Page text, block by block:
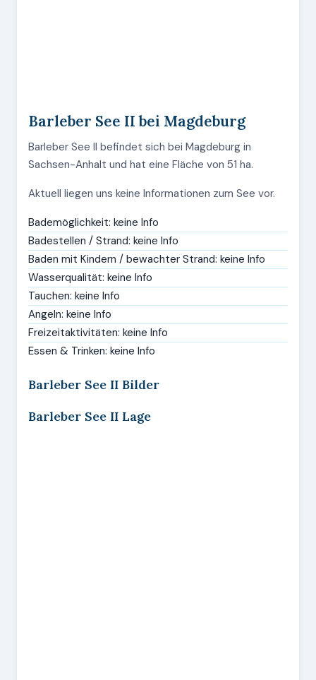
Barleber See II bei Magdeburg
Barleber See II befindet sich bei Magdeburg in
Sachsen-Anhalt und hat eine Fläche von 51 ha.
Aktuell liegen uns keine Informationen zum See vor.
Bademöglichkeit: keine Info
Badestellen / Strand: keine Info
Baden mit Kindern / bewachter Strand: keine Info
Wasserqualität: keine Info
Tauchen: keine Info
Angeln: keine Info
Freizeitaktivitäten: keine Info
Essen & Trinken: keine Info
Barleber See II Bilder
Barleber See II Lage